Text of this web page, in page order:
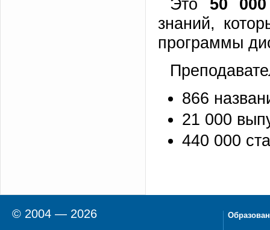
знаний,
программы
866
21 000
440 000
© 2004 — 2026